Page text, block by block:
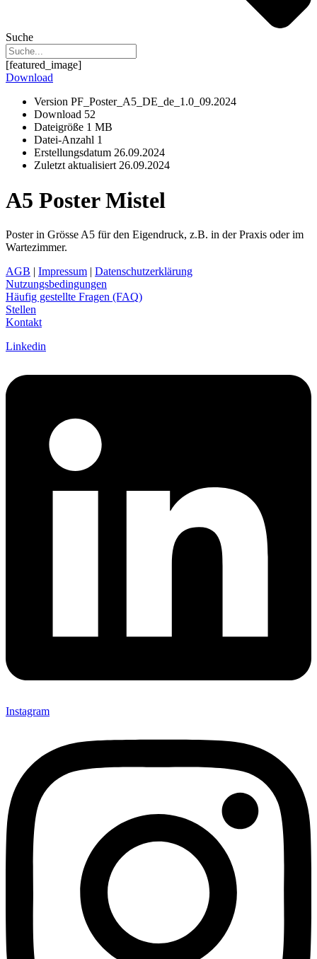
Suche
[featured_image]
Download
Version PF_Poster_A5_DE_de_1.0_09.2024
Download 52
Dateigröße 1 MB
Datei-Anzahl 1
Erstellungsdatum 26.09.2024
Zuletzt aktualisiert 26.09.2024
A5 Poster Mistel
Poster in Grösse A5 für den Eigendruck, z.B. in der Praxis oder im
Wartezimmer.
AGB | Impressum | Datenschutzerklärung
Nutzungsbedingungen
Häufig gestellte Fragen (FAQ)
Stellen
Kontakt
Linkedin
Instagram